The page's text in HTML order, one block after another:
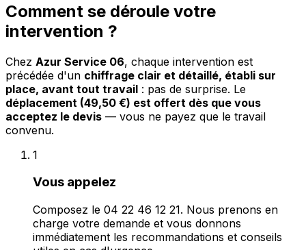
Comment se déroule votre
intervention ?
Chez Azur Service 06, chaque intervention est
précédée d'un chiffrage clair et détaillé, établi sur
place, avant tout travail : pas de surprise. Le
déplacement (49,50 €) est offert dès que vous
acceptez le devis — vous ne payez que le travail
convenu.
1
Vous appelez
Composez le 04 22 46 12 21. Nous prenons en
charge votre demande et vous donnons
immédiatement les recommandations et conseils